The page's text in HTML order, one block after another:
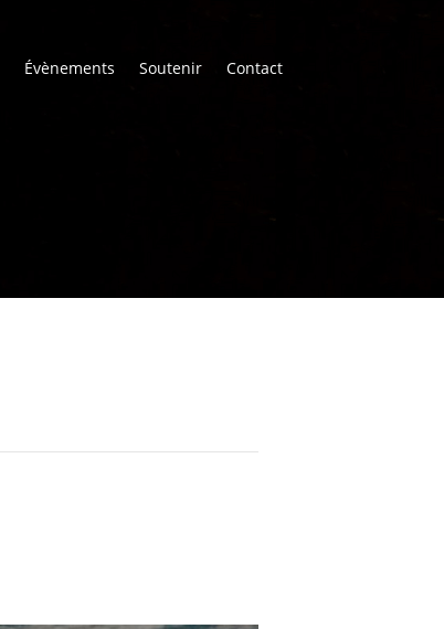
Évènements Soutenir Contact